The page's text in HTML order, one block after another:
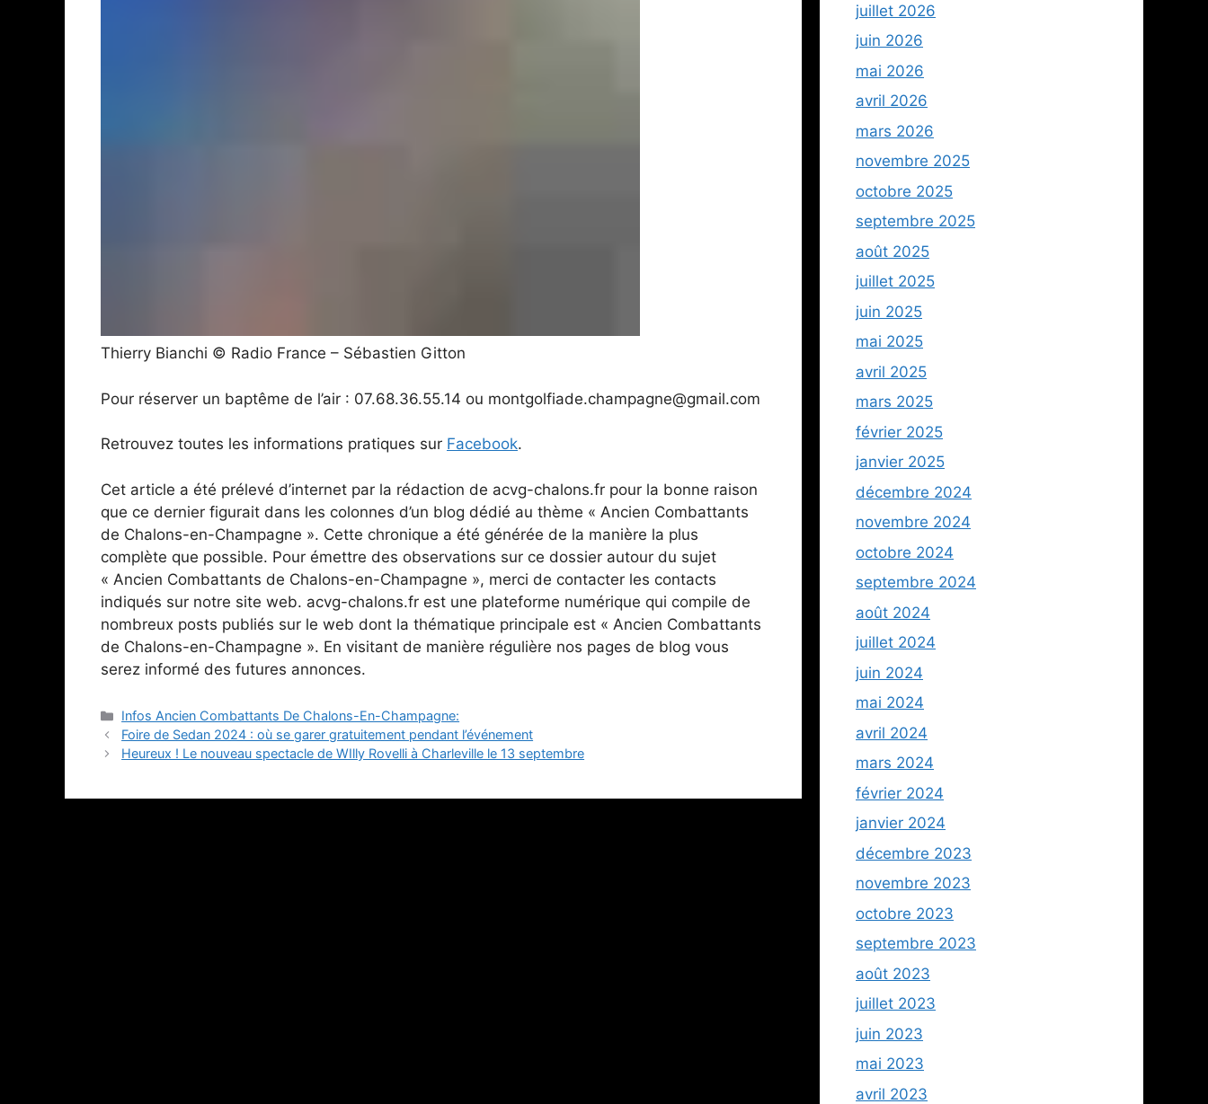
Thierry Bianchi © Radio France – Sébastien Gitton
Pour réserver un baptême de l’air : 07.68.36.55.14 ou montgolfiade.champagne@gmail.com
Retrouvez toutes les informations pratiques sur Facebook.
Cet article a été prélevé d’internet par la rédaction de acvg-chalons.fr pour la bonne raison
que ce dernier figurait dans les colonnes d’un blog dédié au thème « Ancien Combattants
de Chalons-en-Champagne ». Cette chronique a été générée de la manière la plus
complète que possible. Pour émettre des observations sur ce dossier autour du sujet
« Ancien Combattants de Chalons-en-Champagne », merci de contacter les contacts
indiqués sur notre site web. acvg-chalons.fr est une plateforme numérique qui compile de
nombreux posts publiés sur le web dont la thématique principale est « Ancien Combattants
de Chalons-en-Champagne ». En visitant de manière régulière nos pages de blog vous
serez informé des futures annonces.
Catégories
Infos Ancien Combattants De Chalons-En-Champagne:
Foire de Sedan 2024 : où se garer gratuitement pendant l’événement
Heureux ! Le nouveau spectacle de WIlly Rovelli à Charleville le 13 septembre
juillet 2026
juin 2026
mai 2026
avril 2026
mars 2026
novembre 2025
octobre 2025
septembre 2025
août 2025
juillet 2025
juin 2025
mai 2025
avril 2025
mars 2025
février 2025
janvier 2025
décembre 2024
novembre 2024
octobre 2024
septembre 2024
août 2024
juillet 2024
juin 2024
mai 2024
avril 2024
mars 2024
février 2024
janvier 2024
décembre 2023
novembre 2023
octobre 2023
septembre 2023
août 2023
juillet 2023
juin 2023
mai 2023
avril 2023